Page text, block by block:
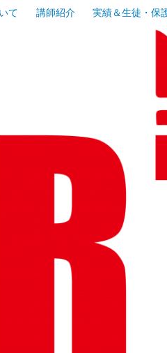
て 講師紹介 実績＆生徒・保
ォル
蒔
専
団
数制集団授業の塾！